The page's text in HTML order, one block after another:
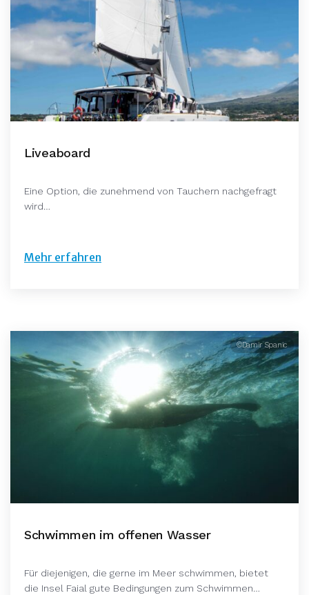
Liveaboard
Eine Option, die zunehmend von Tauchern nachgefragt
wird…
Mehr erfahren
©Damir Spanic
Schwimmen im offenen Wasser
Für diejenigen, die gerne im Meer schwimmen, bietet
die Insel Faial gute Bedingungen zum Schwimmen…